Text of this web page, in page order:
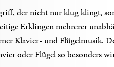
der nicht nur klug klingt,
Erklingen mehrerer
Klavier- und Flügelmusik.
oder Flügel so besonders